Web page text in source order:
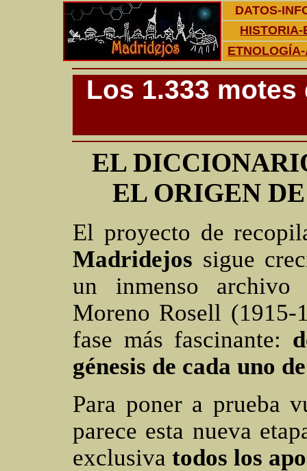
DATOS-
HISTORIA-
Los 1.333
EL
EL ORIGEN
El proyecto de
Madridejos sigue
un inmenso
Moreno Rosell (1915-
fase más fascinante:
génesis de cada uno
Para poner a prueba
parece esta nueva
exclusiva todos los